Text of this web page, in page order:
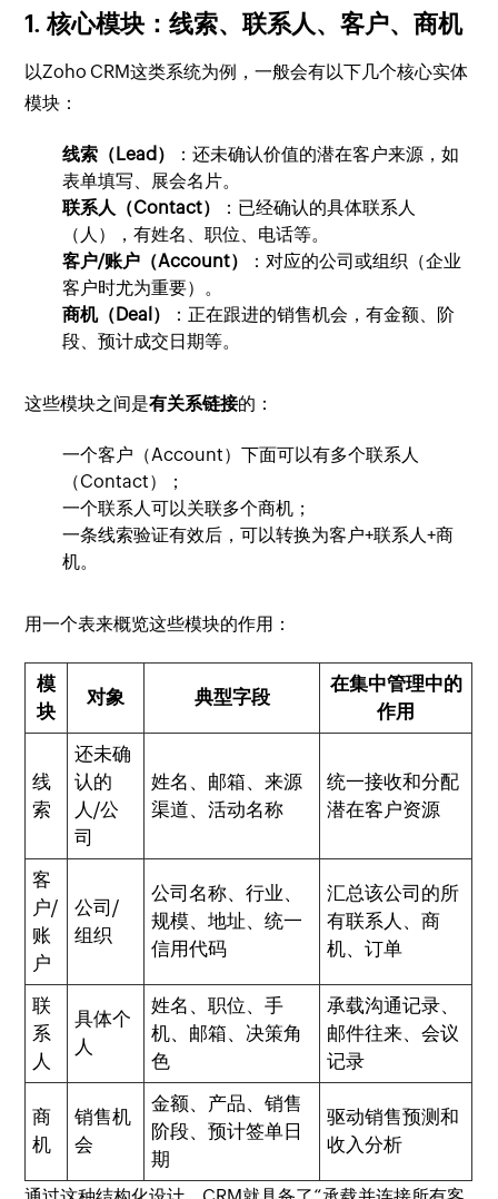
1. 核心模块：线索、联系人、客户、商机
以Zoho CRM这类系统为例，一般会有以下几个核心实体
模块：
线索（Lead）
：还未确认价值的潜在客户来源，如
表单填写、展会名片。
联系人（Contact）
：已经确认的具体联系人
（人），有姓名、职位、电话等。
客户/账户（Account）
：对应的公司或组织（企业
客户时尤为重要）。
商机（Deal）
：正在跟进的销售机会，有金额、阶
段、预计成交日期等。
这些模块之间是有关系链接的：
一个客户（Account）下面可以有多个联系人
（Contact）；
一个联系人可以关联多个商机；
一条线索验证有效后，可以转换为客户+联系人+商
机。
用一个表来概览这些模块的作用：
模
块
对象 典型字段
在集中管理中的
作用
线
索
还未确
认的
人/公
司
姓名、邮箱、来源
渠道、活动名称
统一接收和分配
潜在客户资源
客
户/
账
户
公司/
组织
公司名称、行业、
规模、地址、统一
信用代码
汇总该公司的所
有联系人、商
机、订单
联
系
人
具体个
人
姓名、职位、手
机、邮箱、决策角
色
承载沟通记录、
邮件往来、会议
记录
商
机
销售机
会
金额、产品、销售
阶段、预计签单日
期
驱动销售预测和
收入分析